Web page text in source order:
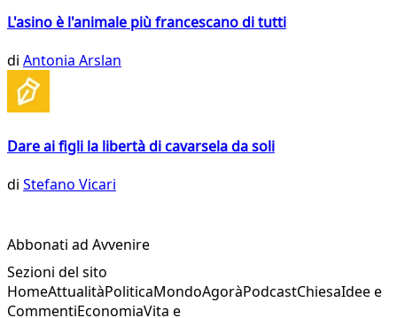
L'asino è l'animale più francescano di tutti
di Antonia Arslan
Dare ai figli la libertà di cavarsela da soli
di Stefano Vicari
Abbonati ad Avvenire
Sezioni del sito
HomeAttualitàPoliticaMondoAgoràPodcastChiesaIdee e
CommentiEconomiaVita e